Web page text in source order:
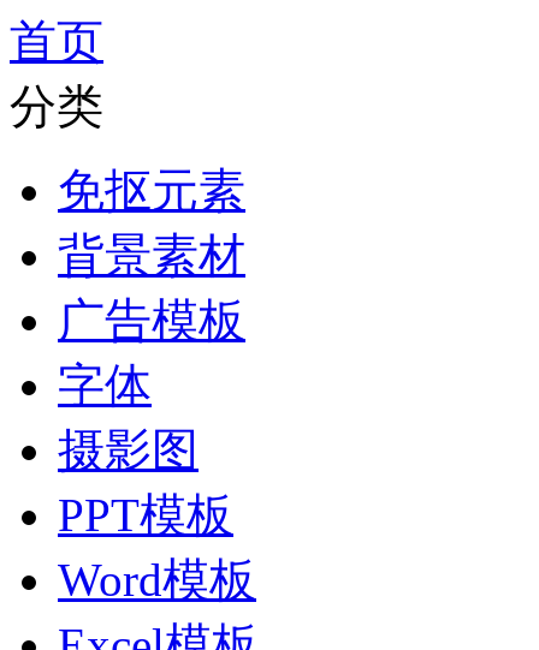
首页
分类
免抠元素
背景素材
广告模板
字体
摄影图
PPT模板
Word模板